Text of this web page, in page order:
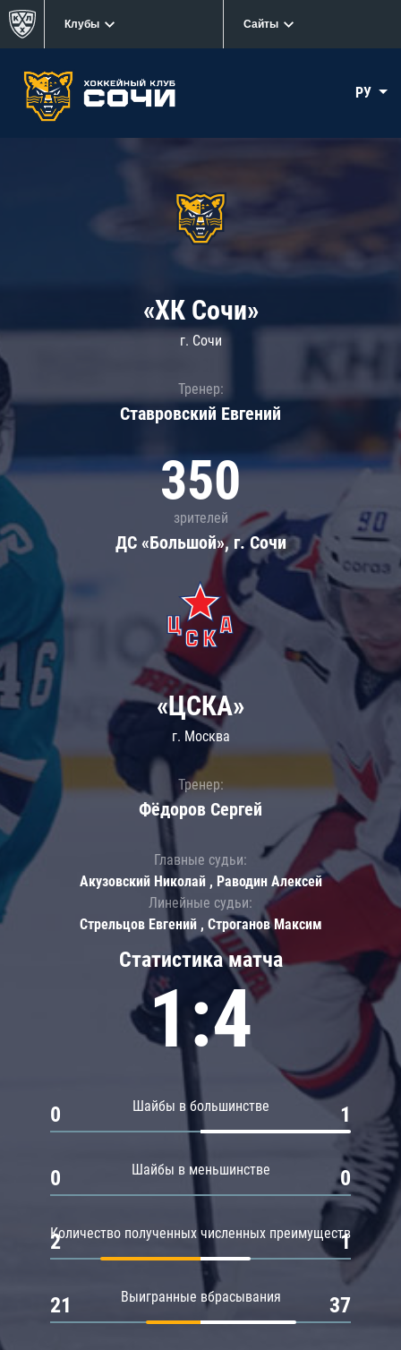
Клубы Сайты
РУ
«ХК Сочи»
г. Сочи
Тренер:
Ставровский Евгений
350
зрителей
ДС «Большой», г. Сочи
Статистика матча
1:4
Шайбы в большинстве
0 1
Шайбы в меньшинстве
0 0
Количество полученных численных преимуществ
2 1
Выигранные вбрасывания
21 37
«ЦСКА»
г. Москва
Тренер:
Фёдоров Сергей
Главные судьи:
Акузовский Николай , Раводин Алексей
Линейные судьи:
Стрельцов Евгений , Строганов Максим